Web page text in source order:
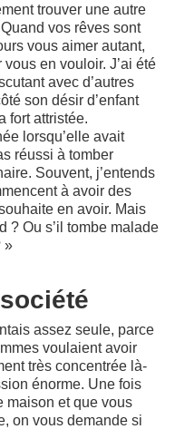
trouver une autre
vos rêves sont
vous aimer autant,
en vouloir. J’ai été
avec d’autres
son désir d’enfant
fort attristée.
lorsqu’elle avait
réussi à tomber
Souvent, j’entends
à avoir des
en avoir. Mais
? Ou s’il tombe malade
»
assez seule, parce
voulaient avoir
très concentrée là-
énorme. Une fois
maison et que vous
on vous demande si